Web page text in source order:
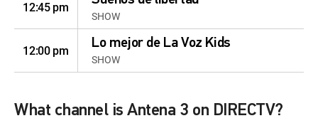
12:45 pm
SHOW
12:00 pm Lo mejor de La Voz Kids
SHOW
What channel is Antena 3 on DIRECTV?